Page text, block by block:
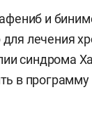
и
лечения
синдрома
в